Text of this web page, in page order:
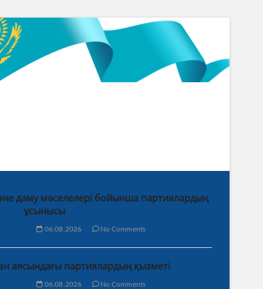
даму мәселелері бойынша партиялардың
ұсынысы
06.08.2026 No Comments
аясындағы партиялардың қызметі
06.08.2026 No Comments